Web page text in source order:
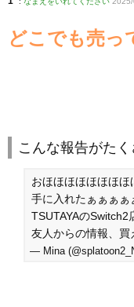
どこでも売
こんな報告がたく
おほほほほほほほほ
手に入れたぁぁぁぁ
TSUTAYAのSwitch2
友人からの情報、買
— Mina